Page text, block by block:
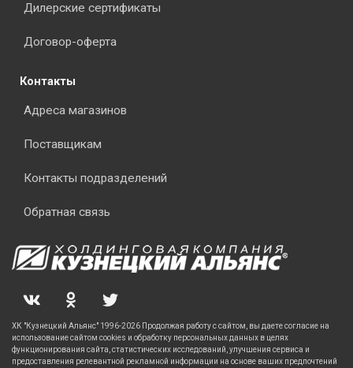
Дилерские сертификаты
Договор-оферта
Контакты
Адреса магазинов
Поставщикам
Контакты подразделений
Обратная связь
ХК "Кузнецкий Альянс" 1996-2026 Продолжая работу с сайтом, вы даете согласие на
использование сайтом cookies и обработку персональных данных в целях
функционирования сайта, статистических исследований, улучшения сервиса и
предоставления релевантной рекламной информации на основе ваших предпочтений